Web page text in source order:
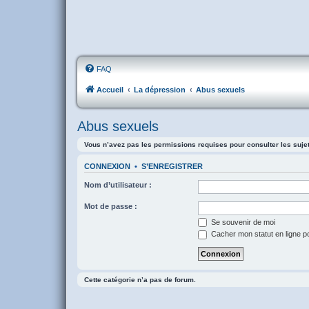
FAQ
Accueil La dépression Abus sexuels
Abus sexuels
Vous n’avez pas les permissions requises pour consulter les
CONNEXION • S’ENREGISTRER
Nom d’utilisateur :
Mot de passe :
Se souvenir de moi
Cacher mon statut en ligne
Cette catégorie n’a pas de forum.